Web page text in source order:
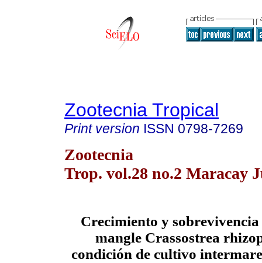
Zootecnia Tropical
Print version ISSN 0798-7269
Zootecnia
Trop. vol.28 no.2 Maracay
Crecimiento y sobrevivencia
mangle Crassostrea
condición de cultivo